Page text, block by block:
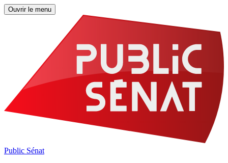
Ouvrir le menu
Public Sénat